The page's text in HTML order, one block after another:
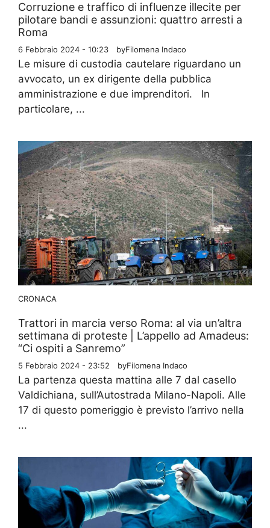
Corruzione e traffico di influenze illecite per
pilotare bandi e assunzioni: quattro arresti a
Roma
6 Febbraio 2024 - 10:23 byFilomena Indaco
Le misure di custodia cautelare riguardano un
avvocato, un ex dirigente della pubblica
amministrazione e due imprenditori. In
particolare, ...
CRONACA
Trattori in marcia verso Roma: al via un’altra
settimana di proteste | L’appello ad Amadeus:
“Ci ospiti a Sanremo”
5 Febbraio 2024 - 23:52 byFilomena Indaco
La partenza questa mattina alle 7 dal casello
Valdichiana, sull’Autostrada Milano-Napoli. Alle
17 di questo pomeriggio è previsto l’arrivo nella
...